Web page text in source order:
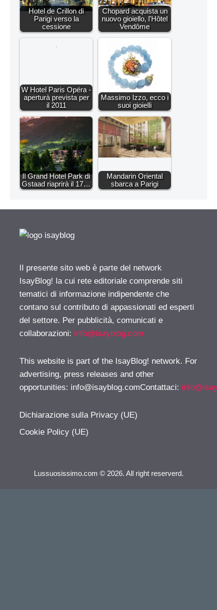
Hotel de Crillon di
Parigi verso la
cessione
Chopard acquista un
nuovo gioiello, l'Hôtel
Vendôme
W Hotel Paris Opéra -
aperturà prevista per
il 2011
Massimo Izzo, ecco i
suoi gioielli
Il Grand Hotel Park di
Gstaad riaprirà il 17…
Mandarin Oriental
sbarca a Parigi
Il presente sito web è parte del network
IsayBlog! la cui rete editoriale comprende siti
tematici di informazione indipendente che
contano sul contributo di appassionati ed esperti
del settore. Per pubblicità, comunicati e
collaborazioni: info@isayblog.com
This website is part of the IsayBlog! network. For
advertising, press releases and other
opportunities: info@isayblog.comContattaci:
Dichiarazione sulla Privacy (UE)
Cookie Policy (UE)
Lussuosissimo.com © 2026. All right reserverd.